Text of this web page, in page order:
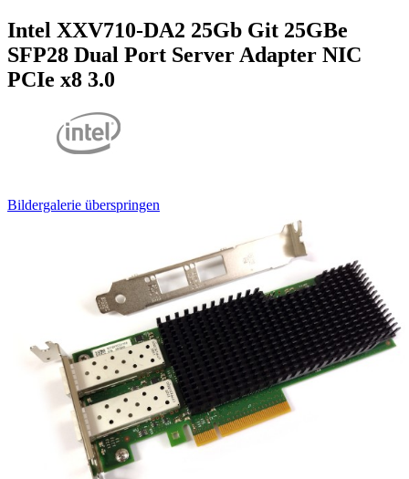
Intel XXV710-DA2 25Gb Git 25GBe
SFP28 Dual Port Server Adapter NIC
PCIe x8 3.0
Bildergalerie überspringen